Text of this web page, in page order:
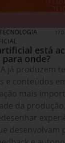
17
está
onde?
já produzem
e conteúdos
mais
da
desenvolvam